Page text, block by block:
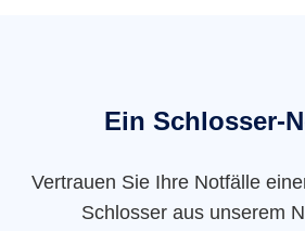
Ein Schlosser-
Vertrauen Sie Ihre Notfälle
Schlosser aus unserem